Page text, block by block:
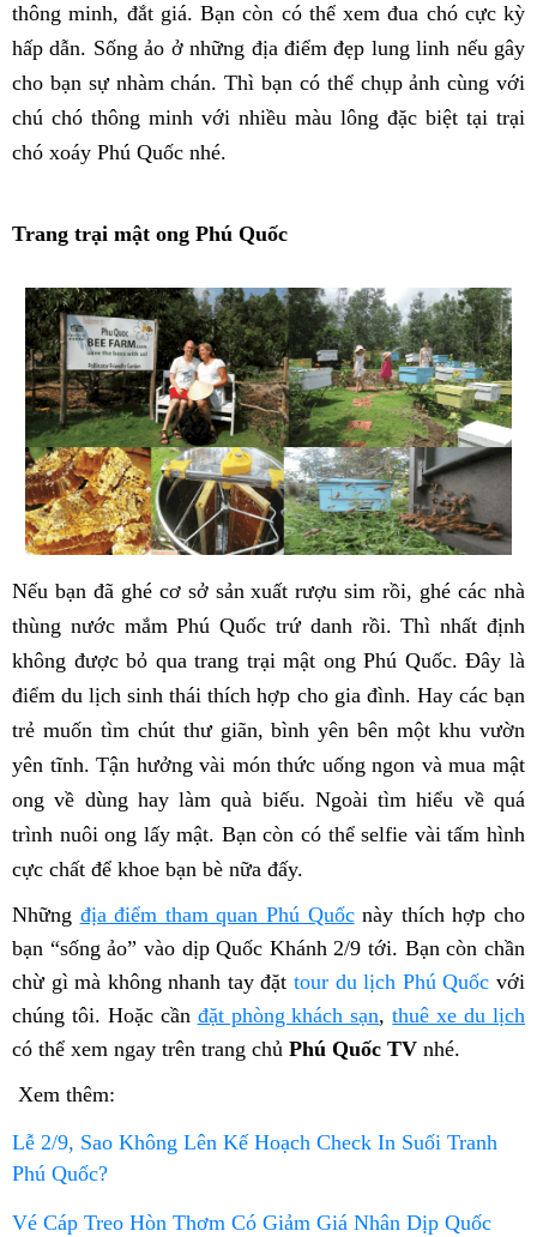
thông minh, đắt giá. Bạn còn có thể xem đua chó cực kỳ
hấp dẫn. Sống ảo ở những địa điểm đẹp lung linh nếu gây
cho bạn sự nhàm chán. Thì bạn có thể chụp ảnh cùng với
chú chó thông minh với nhiều màu lông đặc biệt tại trại
chó xoáy Phú Quốc nhé.
Trang trại mật ong Phú Quốc
Nếu bạn đã ghé cơ sở sản xuất rượu sim rồi, ghé các nhà
thùng nước mắm Phú Quốc trứ danh rồi. Thì nhất định
không được bỏ qua trang trại mật ong Phú Quốc. Đây là
điểm du lịch sinh thái thích hợp cho gia đình. Hay các bạn
trẻ muốn tìm chút thư giãn, bình yên bên một khu vườn
yên tĩnh. Tận hưởng vài món thức uống ngon và mua mật
ong về dùng hay làm quà biếu. Ngoài tìm hiểu về quá
trình nuôi ong lấy mật. Bạn còn có thể selfie vài tấm hình
cực chất để khoe bạn bè nữa đấy.
Những địa điểm tham quan Phú Quốcnày thích hợp cho
bạn “sống ảo” vào dịp Quốc Khánh 2/9 tới. Bạn còn chần
chừ gì mà không nhanh tay đặttour du lịch Phú Quốc với
chúng tôi. Hoặc cần đặt phòng khách sạn,thuê xe du lịch
có thể xem ngay trên trang chủ Phú Quốc TV nhé.
Xem thêm:
Lễ 2/9, Sao Không Lên Kế Hoạch Check In Suối Tranh
Phú Quốc?
Vé Cáp Treo Hòn Thơm Có Giảm Giá Nhân Dịp Quốc